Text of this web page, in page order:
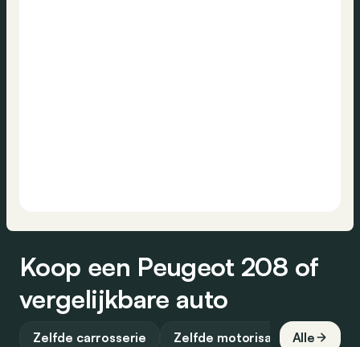
Koop een Peugeot 208 of
vergelijkbare auto
Zelfde carrosserie Zelfde motorisatie Alle